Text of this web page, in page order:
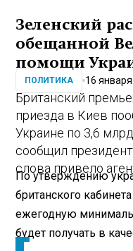
Зеленский
обещанной
помощи
ПОЛИТИКА 16
Британский
приезда в Киев
Украине по 3,6
сообщил
слова привело
По утверждению
британского
ежегодную
будет получать в